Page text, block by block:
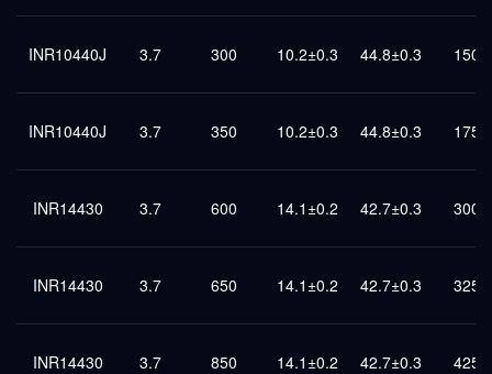
INR10440J 3.7 300 10.2±0.3 44.8±0.3 150
INR10440J 3.7 350 10.2±0.3 44.8±0.3 175
INR14430 3.7 600 14.1±0.2 42.7±0.3 300
INR14430 3.7 650 14.1±0.2 42.7±0.3 325
INR14430 3.7 850 14.1±0.2 42.7±0.3 425